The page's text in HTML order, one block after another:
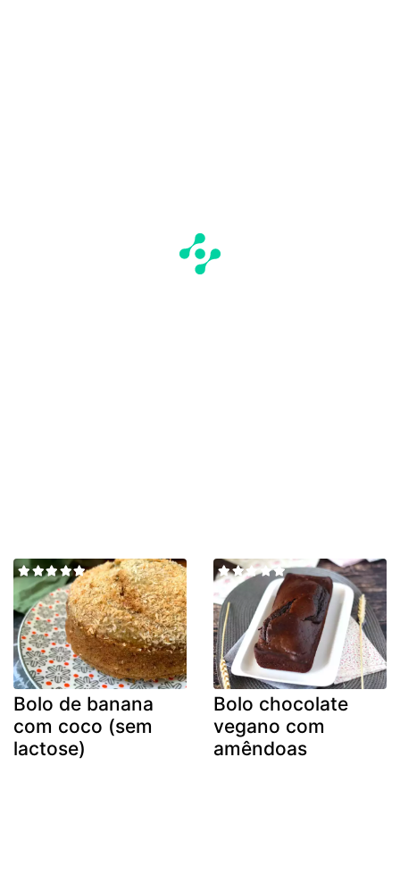
Bolo de banana
com coco (sem
lactose)
Bolo chocolate
vegano com
amêndoas